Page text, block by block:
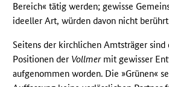
Bereich« tätig werden; gewisse
ideeller Art, würden davon nicht
Seitens der kirchlichen Amtsträger sind
Positionen der Vollmermit gewisser
aufgenommen worden. Die »Grünen«